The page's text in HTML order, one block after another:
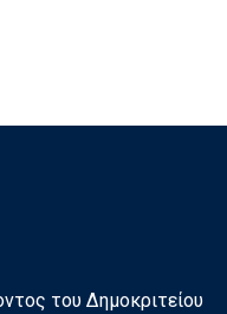
του Δημοκριτείου